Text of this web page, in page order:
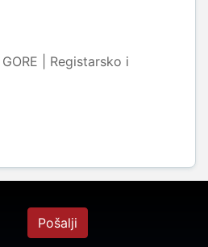
| Registarsko i
Pošalji